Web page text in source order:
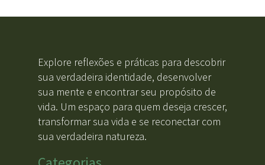
Explore reflexões e práticas para descobrir
sua verdadeira identidade, desenvolver
sua mente e encontrar seu propósito de
vida. Um espaço para quem deseja crescer,
transformar sua vida e se reconectar com
sua verdadeira natureza.